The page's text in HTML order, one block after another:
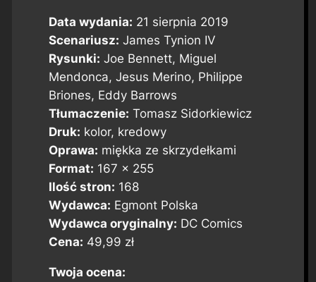
Data wydania: 21 sierpnia 2019
Scenariusz: James Tynion IV
Rysunki: Joe Bennett, Miguel
Mendonca, Jesus Merino, Philippe
Briones, Eddy Barrows
Tłumaczenie: Tomasz Sidorkiewicz
Druk: kolor, kredowy
Oprawa: miękka ze skrzydełkami
Format: 167 x 255
Ilość stron: 168
Wydawca: Egmont Polska
Wydawca oryginalny: DC Comics
Cena: 49,99 zł
Twoja ocena: